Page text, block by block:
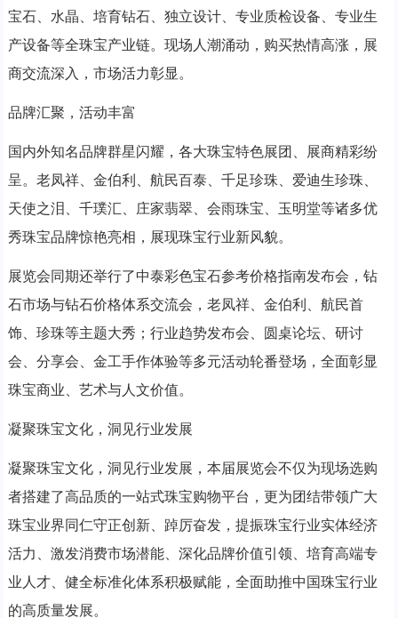
宝石、水晶、培育钻石、独立设计、专业质检设备、专业生
产设备等全珠宝产业链。现场人潮涌动，购买热情高涨，展
商交流深入，市场活力彰显。
品牌汇聚，活动丰富
国内外知名品牌群星闪耀，各大珠宝特色展团、展商精彩纷
呈。老凤祥、金伯利、航民百泰、千足珍珠、爱迪生珍珠、
天使之泪、千璞汇、庄家翡翠、会雨珠宝、玉明堂等诸多优
秀珠宝品牌惊艳亮相，展现珠宝行业新风貌。
展览会同期还举行了中泰彩色宝石参考价格指南发布会，钻
石市场与钻石价格体系交流会，老凤祥、金伯利、航民首
饰、珍珠等主题大秀；行业趋势发布会、圆桌论坛、研讨
会、分享会、金工手作体验等多元活动轮番登场，全面彰显
珠宝商业、艺术与人文价值。
凝聚珠宝文化，洞见行业发展
凝聚珠宝文化，洞见行业发展，本届展览会不仅为现场选购
者搭建了高品质的一站式珠宝购物平台，更为团结带领广大
珠宝业界同仁守正创新、踔厉奋发，提振珠宝行业实体经济
活力、激发消费市场潜能、深化品牌价值引领、培育高端专
业人才、健全标准化体系积极赋能，全面助推中国珠宝行业
的高质量发展。